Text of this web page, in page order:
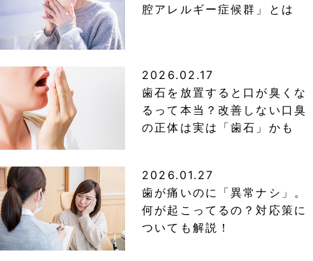
腔アレルギー症候群」とは
2026.02.17
歯石を放置すると口が臭くな
るって本当？改善しない口臭
の正体は実は「歯石」かも
2026.01.27
歯が痛いのに「異常ナシ」。
何が起こってるの？対応策に
ついても解説！